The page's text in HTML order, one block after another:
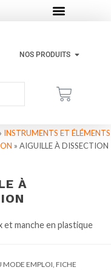
NOS PRODUITS
INSTRUMENTS ET ÉLÉMENTS
» AIGUILLE À DISSECTION
À
et manche en plastique
MODE EMPLOI, FICHE